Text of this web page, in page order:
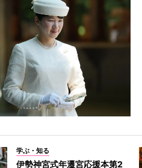
学ぶ・知る
伊勢神宮式年遷宮応援本第2